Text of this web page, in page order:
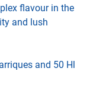
flavour in the
and lush
and 50 Hl